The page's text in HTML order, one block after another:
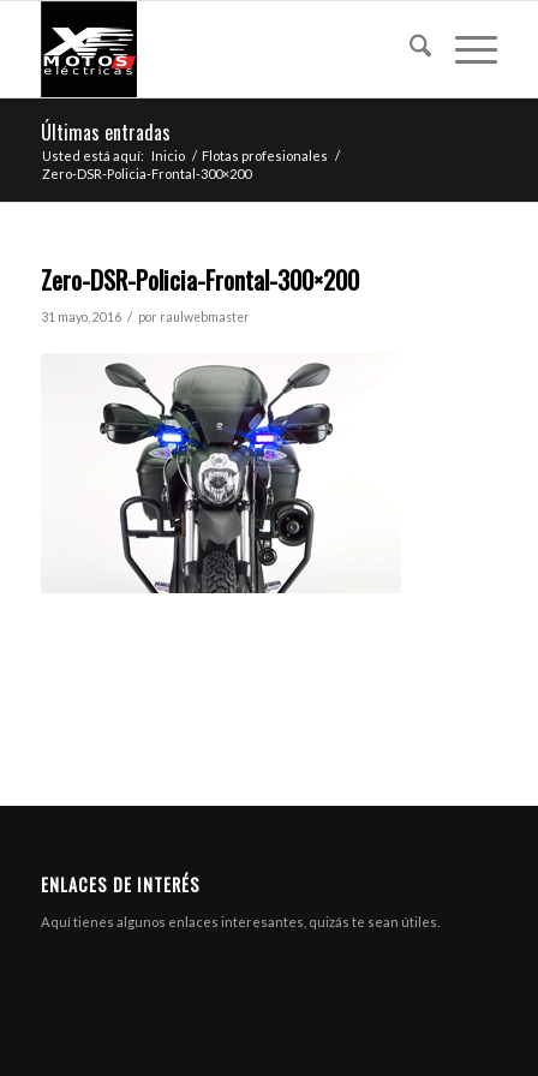
Últimas entradas
Usted está aquí: Inicio / Flotas profesionales /
Zero-DSR-Policia-Frontal-300×200
Zero-DSR-Policia-Frontal-300×200
31 mayo, 2016 / por raulwebmaster
ENLACES DE INTERÉS
Aquí tienes algunos enlaces interesantes, quizás te sean útiles.